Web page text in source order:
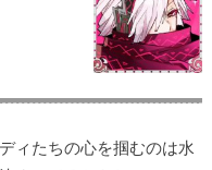
ィたちの心を掴むのは水